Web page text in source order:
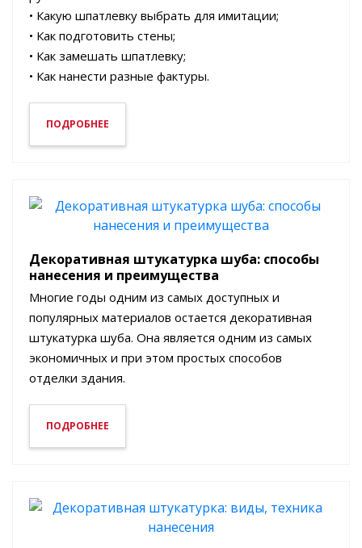
• Какую шпатлевку выбрать для имитации;
• Как подготовить стены;
• Как замешать шпатлевку;
• Как нанести разные фактуры.
ПОДРОБНЕЕ
Декоративная штукатурка шуба: способы
нанесения и преимущества
Многие годы одним из самых доступных и
популярных материалов остается декоративная
штукатурка шуба. Она является одним из самых
экономичных и при этом простых способов
отделки здания.
ПОДРОБНЕЕ